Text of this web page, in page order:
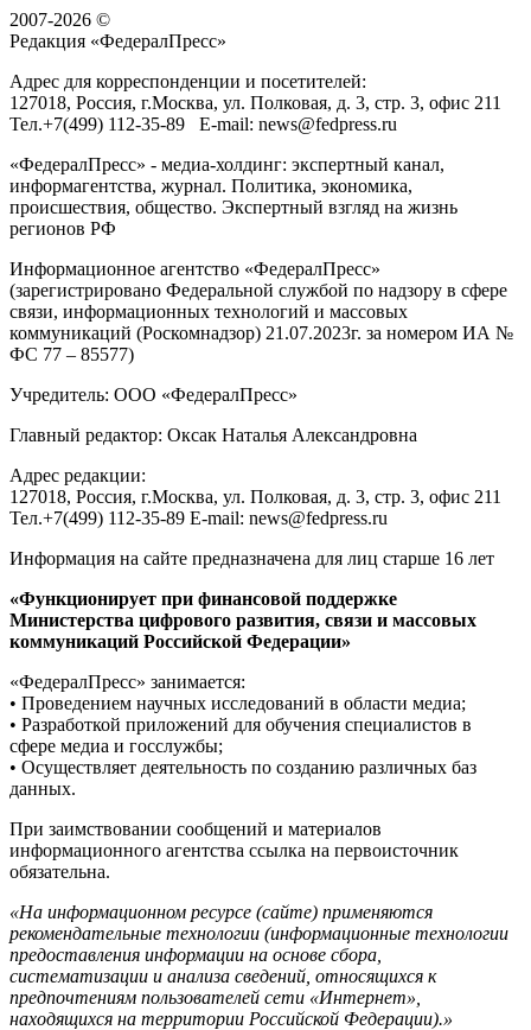
2007-2026 ©
Редакция «ФедералПресс»
Адрес для корреспонденции и посетителей:
127018, Россия, г.Москва, ул. Полковая, д. 3, стр. 3, офис 211
Тел.+7(499) 112-35-89 E-mail: news@fedpress.ru
«ФедералПресс» - медиа-холдинг: экспертный канал,
информагентства, журнал. Политика, экономика,
происшествия, общество. Экспертный взгляд на жизнь
регионов РФ
Информационное агентство «ФедералПресс»
(зарегистрировано Федеральной службой по надзору в сфере
связи, информационных технологий и массовых
коммуникаций (Роскомнадзор) 21.07.2023г. за номером ИА №
ФС 77 – 85577)
Учредитель: ООО «ФедералПресс»
Главный редактор: Оксак Наталья Александровна
Адрес редакции:
127018, Россия, г.Москва, ул. Полковая, д. 3, стр. 3, офис 211
Тел.+7(499) 112-35-89 E-mail: news@fedpress.ru
Информация на сайте предназначена для лиц старше 16 лет
«Функционирует при финансовой поддержке
Министерства цифрового развития, связи и массовых
коммуникаций Российской Федерации»
«ФедералПресс» занимается:
• Проведением научных исследований в области медиа;
• Разработкой приложений для обучения специалистов в
сфере медиа и госслужбы;
• Осуществляет деятельность по созданию различных баз
данных.
При заимствовании сообщений и материалов
информационного агентства ссылка на первоисточник
обязательна.
«На информационном ресурсе (сайте) применяются
рекомендательные технологии (информационные технологии
предоставления информации на основе сбора,
систематизации и анализа сведений, относящихся к
предпочтениям пользователей сети «Интернет»,
находящихся на территории Российской Федерации).»